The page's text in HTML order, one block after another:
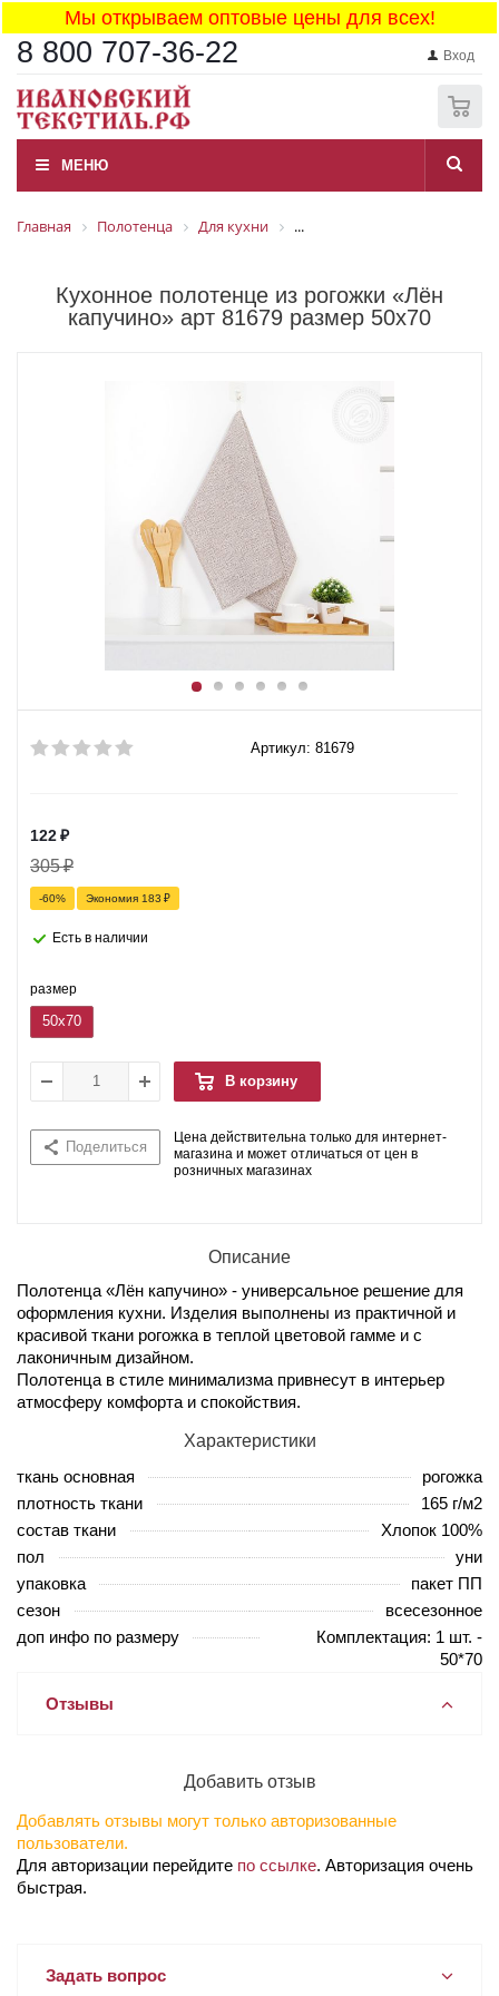
Мы открываем оптовые цены для всех!
8 800 707-36-22 Вход
МЕНЮ
Главная Полотенца Для кухни ...
Кухонное полотенце из рогожки «Лён
капучино» арт 81679 размер 50x70
Артикул: 81679
122₽
305₽
-60% Экономия 183 ₽
Есть в наличии
размер
50x70
В корзину
Поделиться
Цена действительна только для интернет-
магазина и может отличаться от цен в
розничных магазинах
Описание
Полотенца «Лён капучино» - универсальное решение для
оформления кухни. Изделия выполнены из практичной и
красивой ткани рогожка в теплой цветовой гамме и с
лаконичным дизайном.
Полотенца в стиле минимализма привнесут в интерьер
атмосферу комфорта и спокойствия.
Характеристики
ткань основная
рогожка
плотность ткани
165 г/м2
состав ткани
Хлопок 100%
пол
уни
упаковка
пакет ПП
сезон
всесезонное
доп инфо по размеру
Комплектация: 1 шт. -
50*70
Отзывы
Добавить отзыв
Добавлять отзывы могут только авторизованные
пользователи.
Для авторизации перейдите по ссылке. Авторизация очень
быстрая.
Задать вопрос